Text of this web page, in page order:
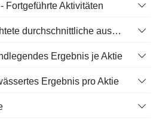
Fortgeführte Aktivitäten
Verwässerte gewichtete durchschnittliche ausstehende Aktien
Ergebnis je Aktie
Ergebnis pro Aktie